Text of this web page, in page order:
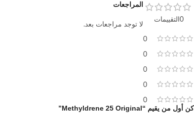
0التقييمات
0
0
0
0
0
المراجعات
لا توجد مراجعات بعد.
كن أول من يقيم “Methyldrene 25 Original”